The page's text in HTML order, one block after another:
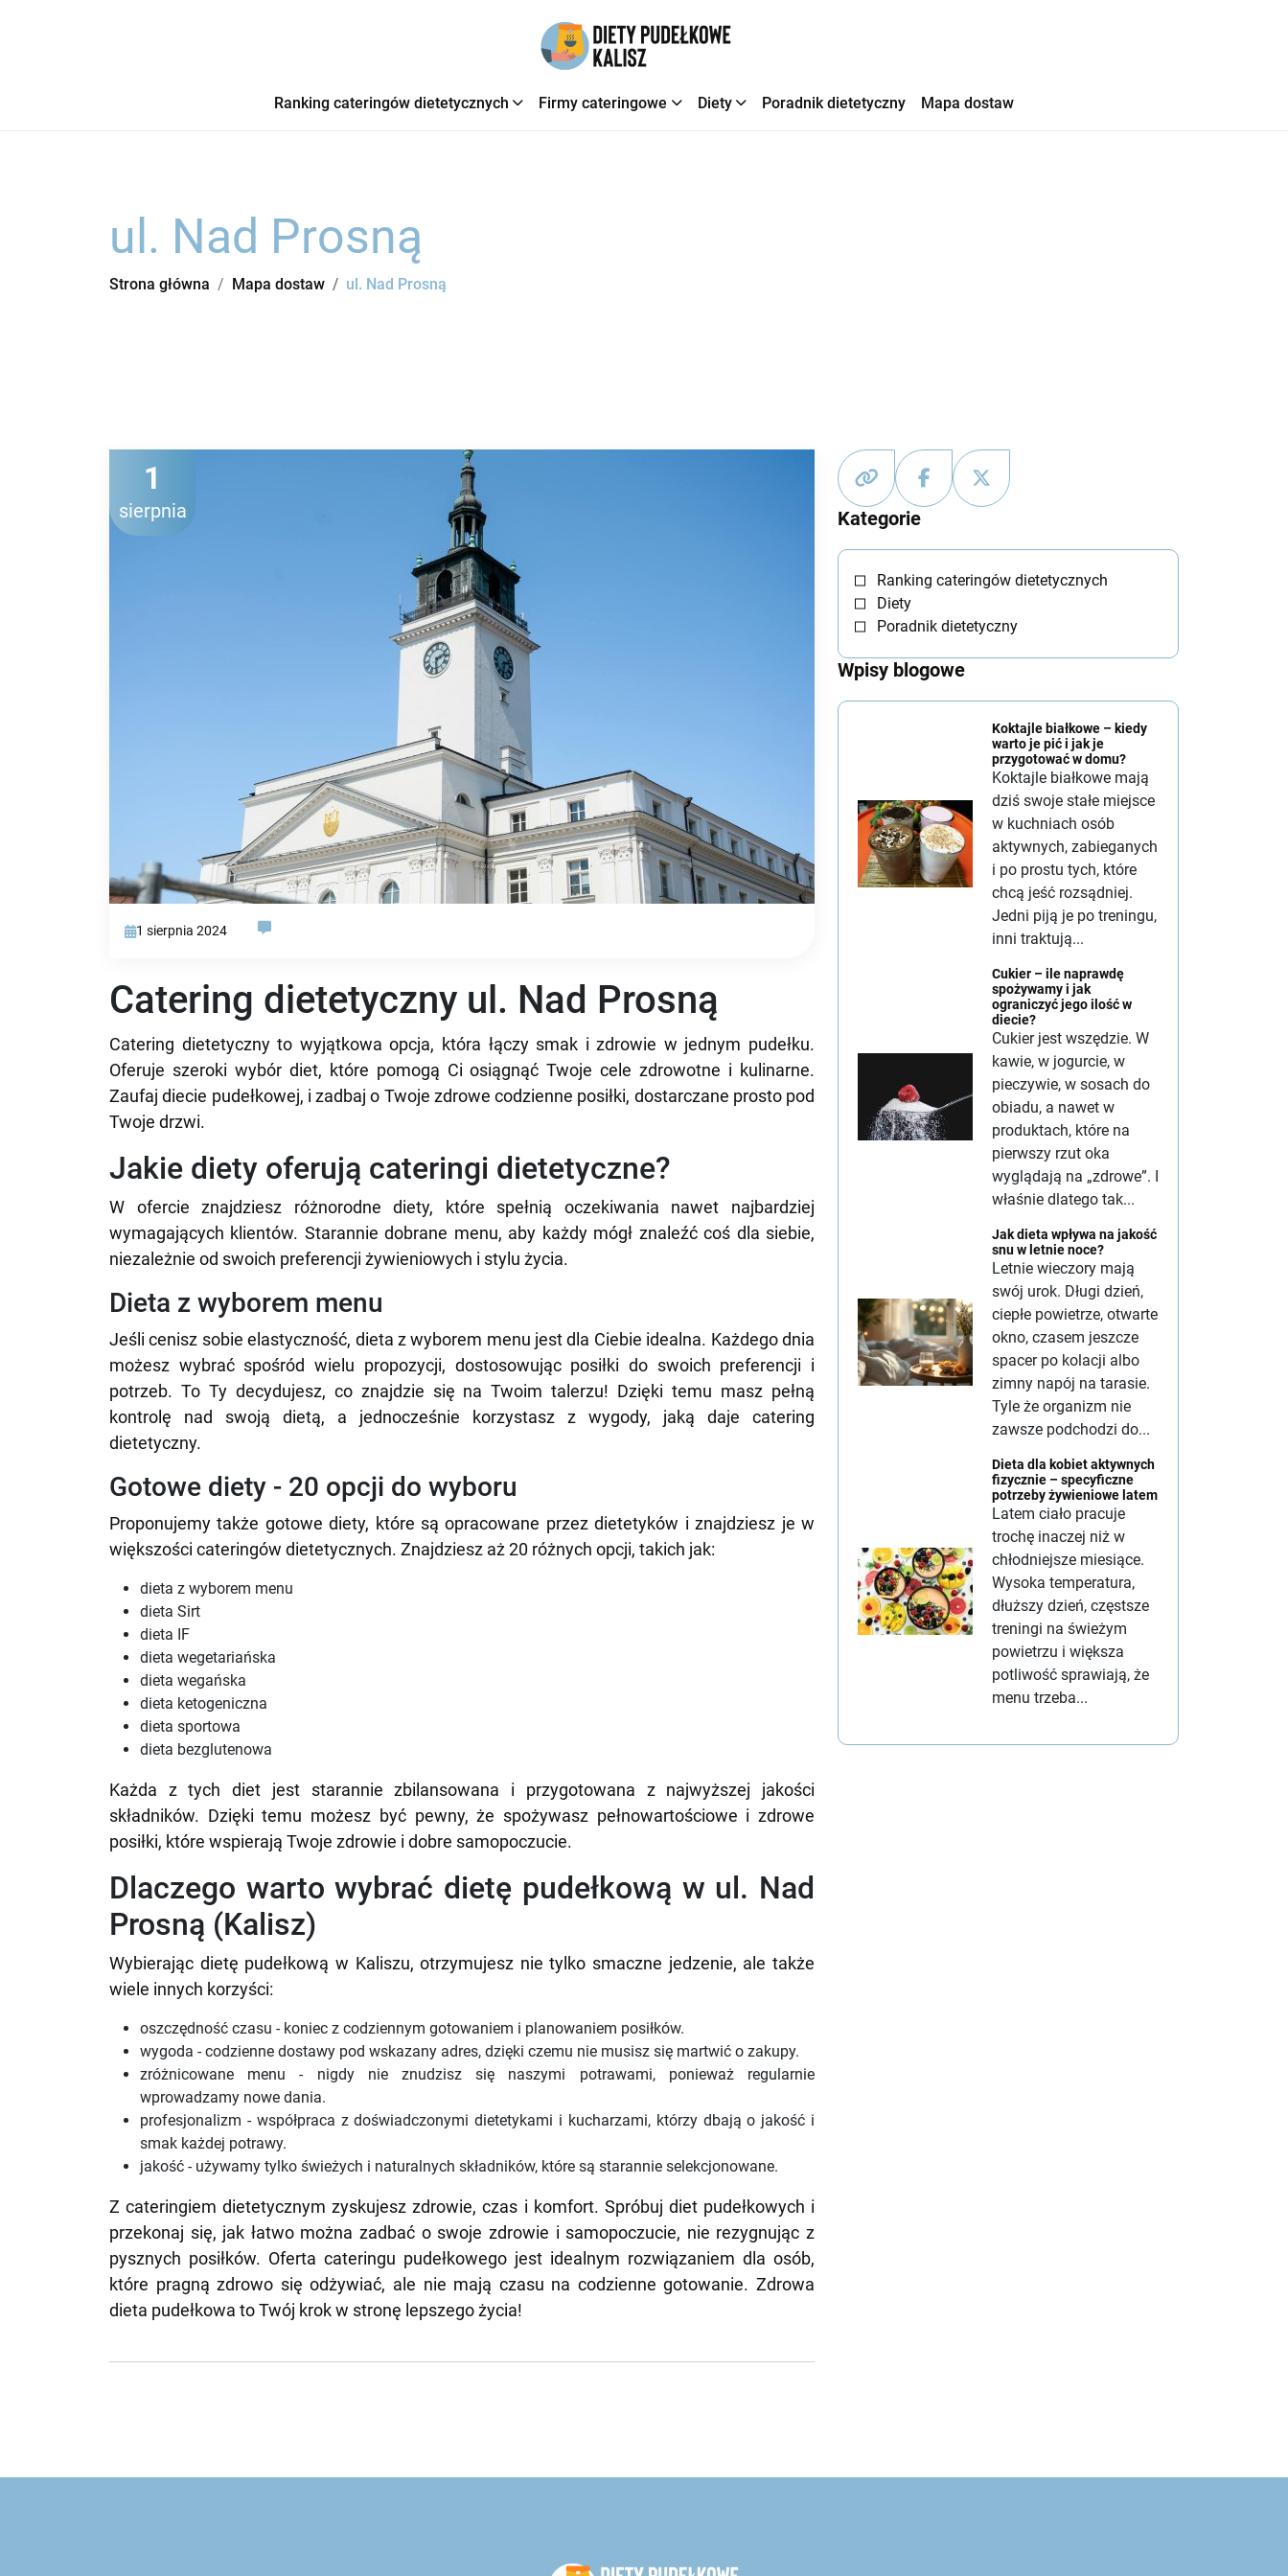
Ranking cateringów dietetycznych Firmy cateringowe Diety Poradnik dietetyczny Mapa dostaw
ul. Nad Prosną
Strona główna Mapa dostaw ul. Nad Prosną
1 sierpnia 2024
1
sierpnia
Catering dietetyczny ul. Nad Prosną
Catering dietetyczny to wyjątkowa opcja, która łączy smak i zdrowie w jednym pudełku.
Oferuje szeroki wybór diet, które pomogą Ci osiągnąć Twoje cele zdrowotne i kulinarne.
Zaufaj diecie pudełkowej, i zadbaj o Twoje zdrowe codzienne posiłki, dostarczane prosto pod
Twoje drzwi.
Jakie diety oferują cateringi dietetyczne?
W ofercie znajdziesz różnorodne diety, które spełnią oczekiwania nawet najbardziej
wymagających klientów. Starannie dobrane menu, aby każdy mógł znaleźć coś dla siebie,
niezależnie od swoich preferencji żywieniowych i stylu życia.
Dieta z wyborem menu
Jeśli cenisz sobie elastyczność, dieta z wyborem menu jest dla Ciebie idealna. Każdego dnia
możesz wybrać spośród wielu propozycji, dostosowując posiłki do swoich preferencji i
potrzeb. To Ty decydujesz, co znajdzie się na Twoim talerzu! Dzięki temu masz pełną
kontrolę nad swoją dietą, a jednocześnie korzystasz z wygody, jaką daje catering
dietetyczny.
Gotowe diety - 20 opcji do wyboru
Proponujemy także gotowe diety, które są opracowane przez dietetyków i znajdziesz je w
większości cateringów dietetycznych. Znajdziesz aż 20 różnych opcji, takich jak:
dieta z wyborem menu
dieta Sirt
dieta IF
dieta wegetariańska
dieta wegańska
dieta ketogeniczna
dieta sportowa
dieta bezglutenowa
Każda z tych diet jest starannie zbilansowana i przygotowana z najwyższej jakości
składników. Dzięki temu możesz być pewny, że spożywasz pełnowartościowe i zdrowe
posiłki, które wspierają Twoje zdrowie i dobre samopoczucie.
Dlaczego warto wybrać dietę pudełkową w ul. Nad
Prosną (Kalisz)
Wybierając dietę pudełkową w Kaliszu, otrzymujesz nie tylko smaczne jedzenie, ale także
wiele innych korzyści:
oszczędność czasu - koniec z codziennym gotowaniem i planowaniem posiłków.
wygoda - codzienne dostawy pod wskazany adres, dzięki czemu nie musisz się martwić o zakupy.
zróżnicowane menu - nigdy nie znudzisz się naszymi potrawami, ponieważ regularnie
wprowadzamy nowe dania.
profesjonalizm - współpraca z doświadczonymi dietetykami i kucharzami, którzy dbają o jakość i
smak każdej potrawy.
jakość - używamy tylko świeżych i naturalnych składników, które są starannie selekcjonowane.
Z cateringiem dietetycznym zyskujesz zdrowie, czas i komfort. Spróbuj diet pudełkowych i
przekonaj się, jak łatwo można zadbać o swoje zdrowie i samopoczucie, nie rezygnując z
pysznych posiłków. Oferta cateringu pudełkowego jest idealnym rozwiązaniem dla osób,
które pragną zdrowo się odżywiać, ale nie mają czasu na codzienne gotowanie. Zdrowa
dieta pudełkowa to Twój krok w stronę lepszego życia!
Kategorie
Ranking cateringów dietetycznych
Diety
Poradnik dietetyczny
Wpisy blogowe
Koktajle białkowe – kiedy
warto je pić i jak je
przygotować w domu?
Koktajle białkowe mają
dziś swoje stałe miejsce
w kuchniach osób
aktywnych, zabieganych
i po prostu tych, które
chcą jeść rozsądniej.
Jedni piją je po treningu,
inni traktują...
Cukier – ile naprawdę
spożywamy i jak
ograniczyć jego ilość w
diecie?
Cukier jest wszędzie. W
kawie, w jogurcie, w
pieczywie, w sosach do
obiadu, a nawet w
produktach, które na
pierwszy rzut oka
wyglądają na „zdrowe”. I
właśnie dlatego tak...
Jak dieta wpływa na jakość
snu w letnie noce?
Letnie wieczory mają
swój urok. Długi dzień,
ciepłe powietrze, otwarte
okno, czasem jeszcze
spacer po kolacji albo
zimny napój na tarasie.
Tyle że organizm nie
zawsze podchodzi do...
Dieta dla kobiet aktywnych
fizycznie – specyficzne
potrzeby żywieniowe latem
Latem ciało pracuje
trochę inaczej niż w
chłodniejsze miesiące.
Wysoka temperatura,
dłuższy dzień, częstsze
treningi na świeżym
powietrzu i większa
potliwość sprawiają, że
menu trzeba...